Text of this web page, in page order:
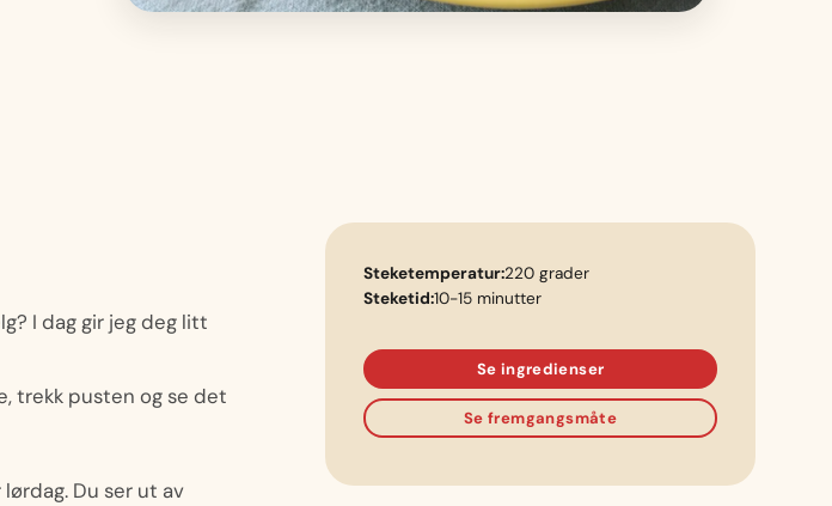
I dag gir jeg deg litt
trekk pusten og se det
Du ser ut av
Steketemperatur:220 grader
Steketid:10-15 minutter
Se ingredienser
Se fremgangsmåte